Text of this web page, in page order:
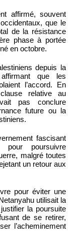
affirmé, souvent
que le
de la résistance
phase à portée
en octobre.
depuis la
que les
l’accord. En
relative au
pas conclure
future ou la
fascisant
pour poursuivre
malgré toutes
un retour aux
pour éviter une
utilisait la
la poursuite
de se retirer,
l’acheminement